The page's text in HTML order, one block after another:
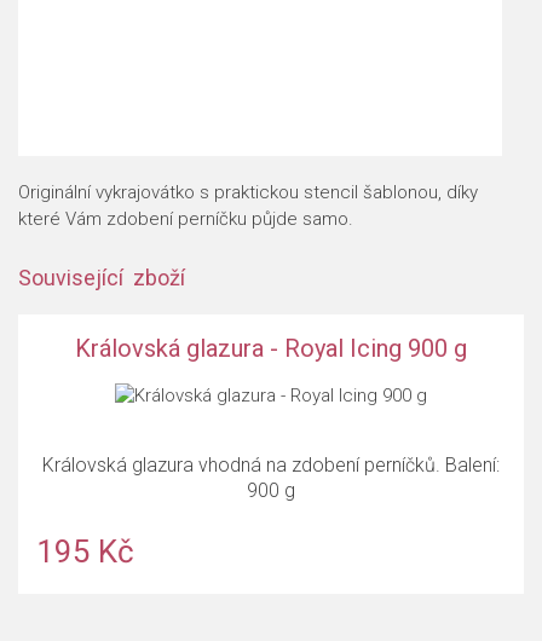
Originální vykrajovátko s praktickou stencil šablonou, díky
které Vám zdobení perníčku půjde samo.
Související zboží
Královská glazura - Royal Icing 900 g
Královská glazura vhodná na zdobení perníčků. Balení:
900 g
195 Kč